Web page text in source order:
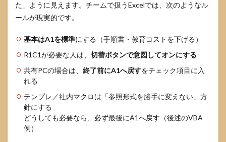
た」ように見えます。チームで扱うExcelでは、次のようなル
ールが現実的です。
基本はA1を標準にする（手順書・教育コストを下げる）
R1C1が必要な人は、 切替ボタンで意図してオンにする
共有PCの場合は、 終了前にA1へ戻すをチェック項目に入
れる
テンプレ／社内マクロは「参照形式を勝手に変えない」方
針にする
どうしても必要なら、必ず最後にA1へ戻す（後述のVBA
例）